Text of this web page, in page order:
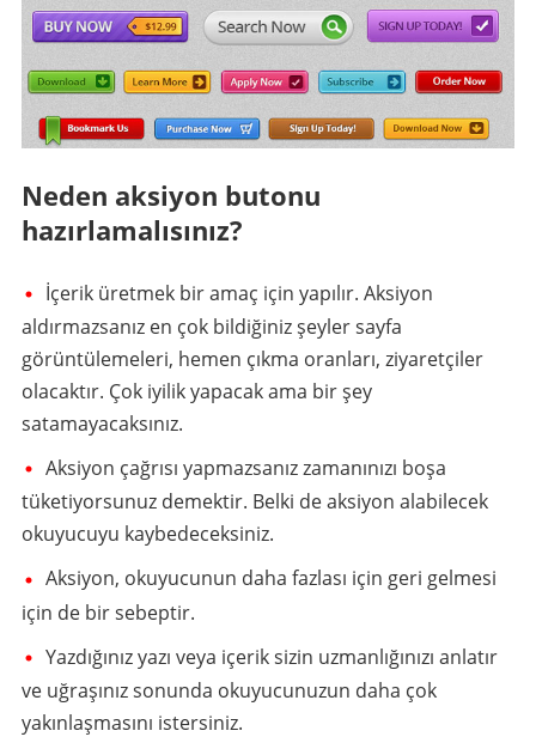
Neden aksiyon butonu
hazırlamalısınız?
İçerik üretmek bir amaç için yapılır. Aksiyon
aldırmazsanız en çok bildiğiniz şeyler sayfa
görüntülemeleri, hemen çıkma oranları, ziyaretçiler
olacaktır. Çok iyilik yapacak ama bir şey
satamayacaksınız.
Aksiyon çağrısı yapmazsanız zamanınızı boşa
tüketiyorsunuz demektir. Belki de aksiyon alabilecek
okuyucuyu kaybedeceksiniz.
Aksiyon, okuyucunun daha fazlası için geri gelmesi
için de bir sebeptir.
Yazdığınız yazı veya içerik sizin uzmanlığınızı anlatır
ve uğraşınız sonunda okuyucunuzun daha çok
yakınlaşmasını istersiniz.